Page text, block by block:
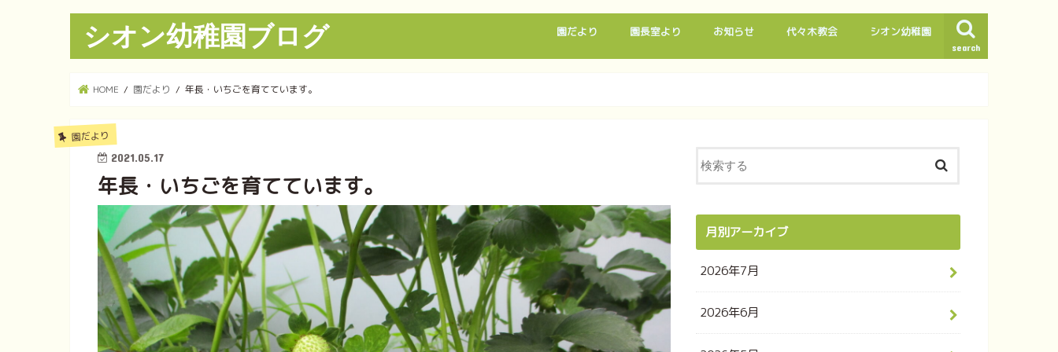
シオン幼稚園ブログ search
園だより 園長室より お知らせ 代々木教会 シオン幼稚園
HOME 園だより 年長・いちごを育てています。
園だより
2021.05.17
年長・いちごを育てています。
月別アーカイブ
2026年7月
2026年6月